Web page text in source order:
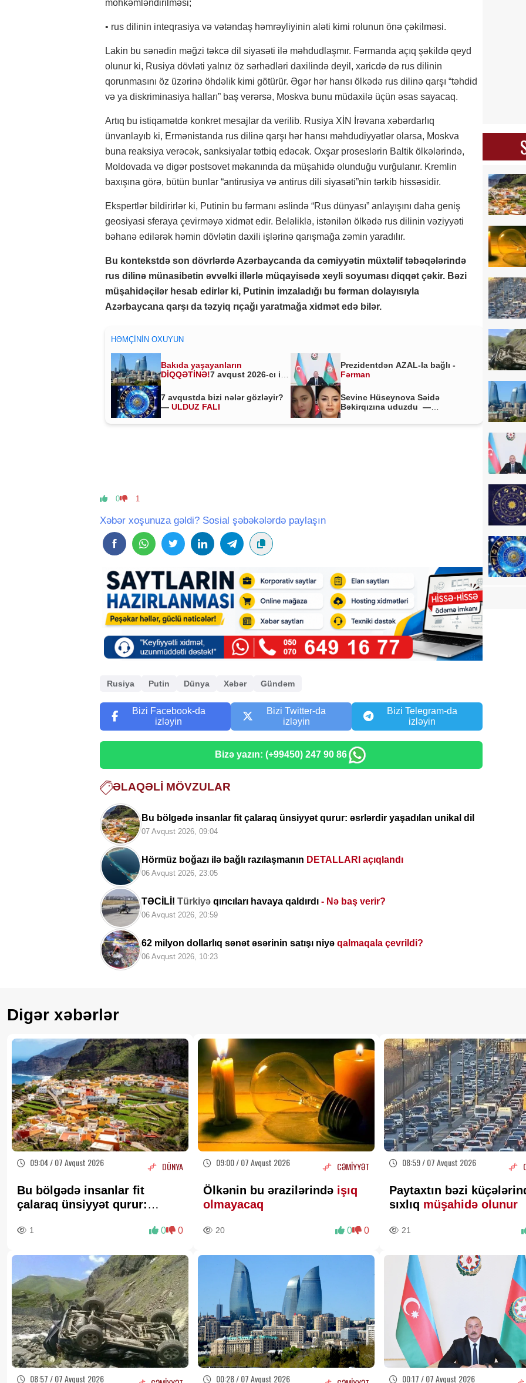
möhkəmləndirilməsi;
• rus dilinin inteqrasiya və vətəndaş həmrəyliyinin aləti kimi rolunun önə çəkilməsi.
Lakin bu sənədin məğzi təkcə dil siyasəti ilə məhdudlaşmır. Fərmanda açıq şəkildə qeyd
olunur ki, Rusiya dövləti yalnız öz sərhədləri daxilində deyil, xaricdə də rus dilinin
qorunmasını öz üzərinə öhdəlik kimi götürür. Əgər hər hansı ölkədə rus dilinə qarşı “təhdid
və ya diskriminasiya halları” baş verərsə, Moskva bunu müdaxilə üçün əsas sayacaq.
Artıq bu istiqamətdə konkret mesajlar da verilib. Rusiya XİN İrəvana xəbərdarlıq
ünvanlayıb ki, Ermənistanda rus dilinə qarşı hər hansı məhdudiyyətlər olarsa, Moskva
buna reaksiya verəcək, sanksiyalar tətbiq edəcək. Oxşar proseslərin Baltik ölkələrində,
Moldovada və digər postsovet məkanında da müşahidə olunduğu vurğulanır. Kremlin
baxışına görə, bütün bunlar “antirusiya və antirus dili siyasəti”nin tərkib hissəsidir.
Ekspertlər bildirirlər ki, Putinin bu fərmanı əslində “Rus dünyası” anlayışını daha geniş
geosiyasi sferaya çevirməyə xidmət edir. Beləliklə, istənilən ölkədə rus dilinin vəziyyəti
bəhanə edilərək həmin dövlətin daxili işlərinə qarışmağa zəmin yaradılır.
Bu kontekstdə son dövrlərdə Azərbaycanda da cəmiyyətin müxtəlif təbəqələrində
rus dilinə münasibətin əvvəlki illərlə müqayisədə xeyli soyuması diqqət çəkir. Bəzi
müşahidəçilər hesab edirlər ki, Putinin imzaladığı bu fərman dolayısıyla
Azərbaycana qarşı da təzyiq rıçağı yaratmağa xidmət edə bilər.
HƏMÇININ OXUYUN
Bakıda yaşayanların
DİQQƏTİNƏ!7 avqust 2026-cı il
Prezidentdən AZAL-la bağlı -
Fərman
7 avqustda bizi nələr gözləyir?
—ULDUZ FALI
Sevinc Hüseynova Səidə
Bəkirqızına uduzdu —
0 1
Xəbər xoşunuza gəldi? Sosial şəbəkələrdə paylaşın
Rusiya Putin Dünya Xəbər Gündəm
Bizi Facebook-da
izləyin
Bizi Twitter-da
izləyin
Bizi Telegram-da
izləyin
Bizə yazın: (+99450) 247 90 86
ƏLAQƏLI MÖVZULAR
Bu bölgədə insanlar fit çalaraq ünsiyyət qurur: əsrlərdir yaşadılan unikal dil
07 Avqust 2026, 09:04
Hörmüz boğazı ilə bağlı razılaşmanın DETALLARI açıqlandı
06 Avqust 2026, 23:05
TƏCİLİ!Türkiyə qırıcıları havaya qaldırdı- Nə baş verir?
06 Avqust 2026, 20:59
62 milyon dollarlıq sənət əsərinin satışı niyəqalmaqala çevrildi?
06 Avqust 2026, 10:23
Digər xəbərlər
09:04 / 07 Avqust 2026 DÜNYA
Bu bölgədə insanlar fit
çalaraq ünsiyyət qurur:
1 0 0
09:00 / 07 Avqust 2026 CƏMİYYƏT
Ölkənin bu ərazilərində işıq
olmayacaq
20 0 0
08:59 / 07 Avqust 2026
Paytaxtın bəzi
sıxlıq müşahidə olunur
21
08:57 / 07 Avqust 2026 00:28 / 07 Avqust 2026 00:17 / 07 Avqust 2026